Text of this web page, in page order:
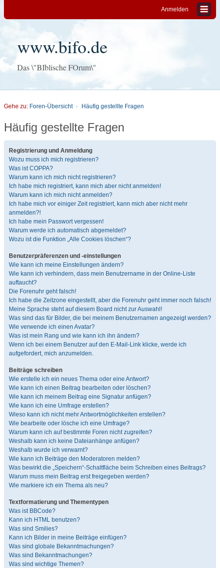
Anmelden
www.bifo.de
Das \"BIblische FOrum\"
Gehe zu: Foren-Übersicht Häufig gestellte Fragen
Häufig gestellte Fragen
Registrierung und Anmeldung
Wozu muss ich mich registrieren?
Was ist COPPA?
Warum kann ich mich nicht registrieren?
Ich habe mich registriert, kann mich aber nicht anmelden!
Warum kann ich mich nicht anmelden?
Ich habe mich vor einiger Zeit registriert, kann mich aber nicht mehr
anmelden?!
Ich habe mein Passwort vergessen!
Warum werde ich automatisch abgemeldet?
Wozu ist die Funktion „Alle Cookies löschen“?
Benutzerpräferenzen und -einstellungen
Wie kann ich meine Einstellungen ändern?
Wie kann ich verhindern, dass mein Benutzername in der Online-Liste
auftaucht?
Die Forenuhr geht falsch!
Ich habe die Zeitzone eingestellt, aber die Forenuhr geht immer noch falsch!
Meine Sprache steht auf diesem Board nicht zur Auswahl!
Was sind das für Bilder, die bei meinem Benutzernamen angezeigt werden?
Wie verwende ich einen Avatar?
Was ist mein Rang und wie kann ich ihn ändern?
Wenn ich bei einem Benutzer auf den E-Mail-Link klicke, werde ich
aufgefordert, mich anzumelden.
Beiträge schreiben
Wie erstelle ich ein neues Thema oder eine Antwort?
Wie kann ich einen Beitrag bearbeiten oder löschen?
Wie kann ich meinem Beitrag eine Signatur anfügen?
Wie kann ich eine Umfrage erstellen?
Wieso kann ich nicht mehr Antwortmöglichkeiten erstellen?
Wie bearbeite oder lösche ich eine Umfrage?
Warum kann ich auf bestimmte Foren nicht zugreifen?
Weshalb kann ich keine Dateianhänge anfügen?
Weshalb wurde ich verwarnt?
Wie kann ich Beiträge den Moderatoren melden?
Was bewirkt die „Speichern“-Schaltfläche beim Schreiben eines Beitrags?
Warum muss mein Beitrag erst freigegeben werden?
Wie markiere ich ein Thema als neu?
Textformatierung und Thementypen
Was ist BBCode?
Kann ich HTML benutzen?
Was sind Smilies?
Kann ich Bilder in meine Beiträge einfügen?
Was sind globale Bekanntmachungen?
Was sind Bekanntmachungen?
Was sind wichtige Themen?